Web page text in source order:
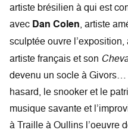
artiste brésilien à qui est
avec Dan Colen, artiste
sculptée ouvre l’exposition,
artiste français et son
devenu un socle à
hasard, le snooker et le
musique savante et
à Traille à Oullins l’oeuvre